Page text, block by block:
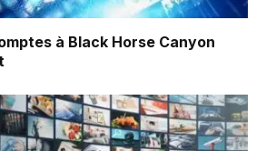
à Black Horse Canyon